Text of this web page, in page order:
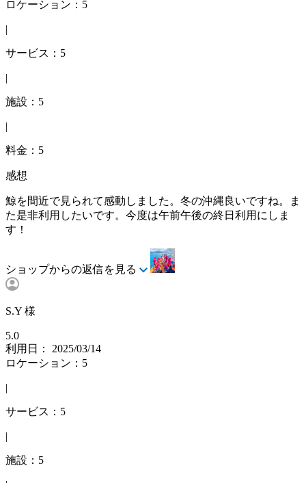
ロケーション：5
|
サービス：5
|
施設：5
|
料金：5
感想
鯨を間近で見られて感動しました。冬の沖縄良いですね。ま
た是非利用したいです。今度は午前午後の終日利用にしま
す！
ショップからの返信を見る
S.Y 様
5.0
利用日： 2025/03/14
ロケーション：5
|
サービス：5
|
施設：5